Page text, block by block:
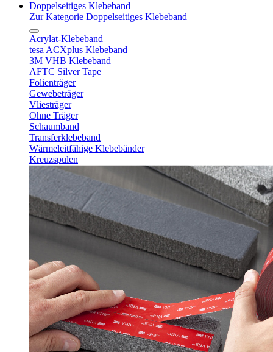
Doppelseitiges Klebeband
Zur Kategorie Doppelseitiges Klebeband
Acrylat-Klebeband
tesa ACXplus Klebeband
3M VHB Klebeband
AFTC Silver Tape
Folienträger
Gewebeträger
Vliesträger
Ohne Träger
Schaumband
Transferklebeband
Wärmeleitfähige Klebebänder
Kreuzspulen